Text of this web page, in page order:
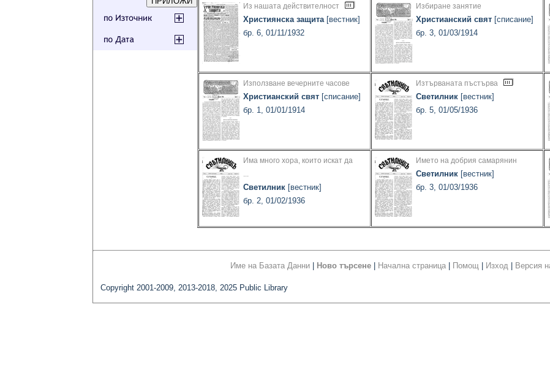
Из нашата действителност
Християнска защита[вестник]
бр. 6, 01/11/1932
Избиране занятие
Христианский свят [списание]
бр. 3, 01/03/1914
Използване вечерните часове
Христианский свят [списание]
бр. 1, 01/01/1914
Изтърваната пъстърва
Светилник [вестник]
бр. 5, 01/05/1936
Има много хора, които искат да
...
Светилник [вестник]
бр. 2, 01/02/1936
Името на добрия самарянин
Светилник [вестник]
бр. 3, 01/03/1936
Име на Базата Данни Ново търсене Начална страница Помощ Изход Версия
Copyright 2001-2009, 2013-2018, 2025 Public Library